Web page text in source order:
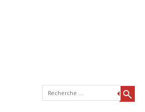
Recherche